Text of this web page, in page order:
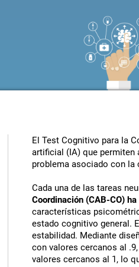
El Test Cognitivo para la
artificial (IA) que permiten
problema asociado con
Cada una de las tareas
Coordinación (CAB-CO)
características
estado cognitivo general.
estabilidad. Mediante
con valores cercanos al
valores cercanos al 1, lo